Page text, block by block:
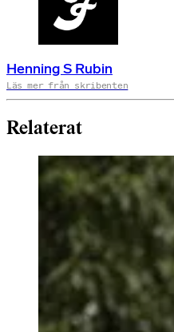
Henning S Rubin
Läs mer från skribenten
Relaterat